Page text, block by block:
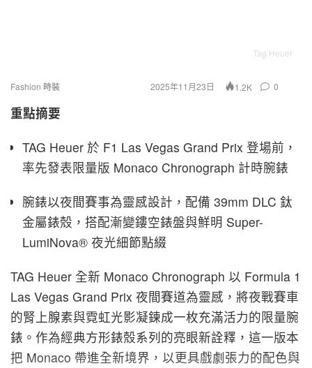
Tag Heuer
Fashion 時裝 2025年11月23日 1.2K 0
重點摘要
TAG Heuer 於 F1 Las Vegas Grand Prix 登場前，
率先發表限量版 Monaco Chronograph 計時腕錶
腕錶以夜間賽事為靈感設計，配備 39mm DLC 鈦
金屬錶殼，搭配漸變鏤空錶盤與鮮明 Super-
LumiNova® 夜光細節點綴
TAG Heuer 全新 Monaco Chronograph 以 Formula 1
Las Vegas Grand Prix 夜間賽道為靈感，將夜戰賽車
的腎上腺素與霓虹光影凝鍊成一枚充滿活力的限量腕
錶。作為經典方形錶殼系列的亮眼新詮釋，這一版本
把 Monaco 帶進全新境界，以更具戲劇張力的配色與